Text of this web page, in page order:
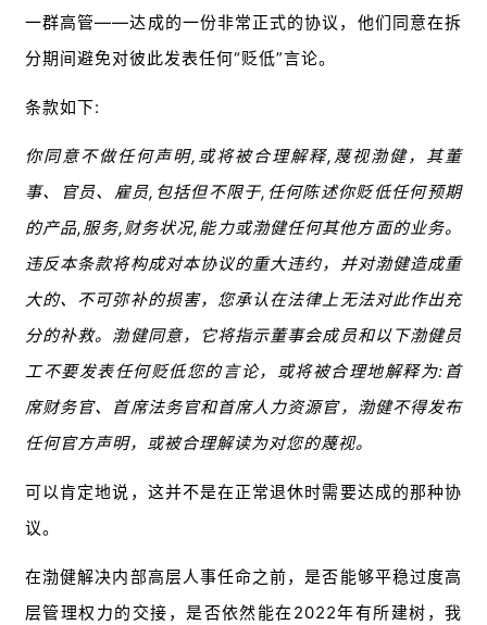
一群高管——达成的一份非常正式的协议，他们同意在拆
分期间避免对彼此发表任何“贬低”言论。
条款如下:
你同意不做任何声明,或将被合理解释,蔑视渤健，其董
事、官员、雇员,包括但不限于,任何陈述你贬低任何预期
的产品,服务,财务状况,能力或渤健任何其他方面的业务。
违反本条款将构成对本协议的重大违约，并对渤健造成重
大的、不可弥补的损害，您承认在法律上无法对此作出充
分的补救。渤健同意，它将指示董事会成员和以下渤健员
工不要发表任何贬低您的言论，或将被合理地解释为:首
席财务官、首席法务官和首席人力资源官，渤健不得发布
任何官方声明，或被合理解读为对您的蔑视。
可以肯定地说，这并不是在正常退休时需要达成的那种协
议。
在渤健解决内部高层人事任命之前，是否能够平稳过度高
层管理权力的交接，是否依然能在2022年有所建树，我